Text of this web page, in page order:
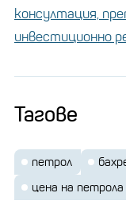
консултация,
инвестиционно
Тагове
петрол
цена на петрола